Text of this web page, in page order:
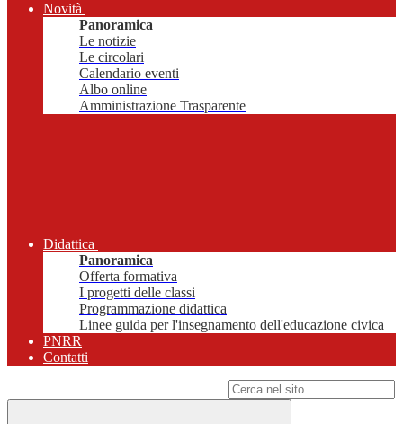
Novità
Panoramica
Le notizie
Le circolari
Calendario eventi
Albo online
Amministrazione Trasparente
Didattica
Panoramica
Offerta formativa
I progetti delle classi
Programmazione didattica
Linee guida per l'insegnamento dell'educazione civica
PNRR
Contatti